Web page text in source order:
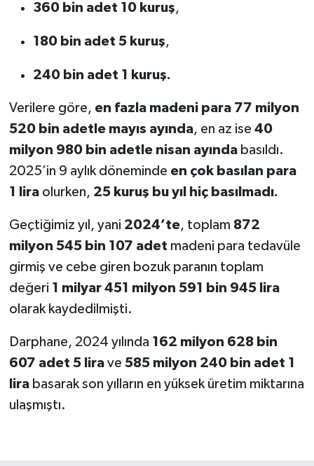
360 bin adet 10 kuruş,
180 bin adet 5 kuruş,
240 bin adet 1 kuruş.
Verilere göre, en fazla madeni para 77 milyon
520 bin adetle mayıs ayında, en az ise 40
milyon 980 bin adetle nisan ayındabasıldı.
2025’in 9 aylık döneminde en çok basılan para
1 liraolurken, 25 kuruş bu yıl hiç basılmadı.
Geçtiğimiz yıl, yani 2024’te, toplam 872
milyon 545 bin 107 adet madeni para tedavüle
girmiş ve cebe giren bozuk paranın toplam
değeri 1 milyar 451 milyon 591 bin 945 lira
olarak kaydedilmişti.
Darphane, 2024 yılında 162 milyon 628 bin
607 adet 5 lirave 585 milyon 240 bin adet 1
lirabasarak son yılların en yüksek üretim miktarına
ulaşmıştı.